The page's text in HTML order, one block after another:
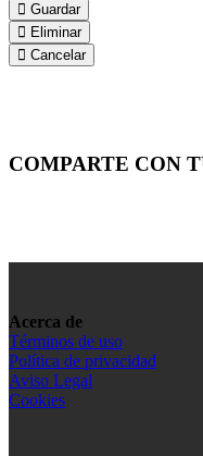
Guardar
Eliminar
Cancelar
COMPARTE CON
Acerca de
Términos de uso
Política de privacidad
Aviso Legal
Cookies